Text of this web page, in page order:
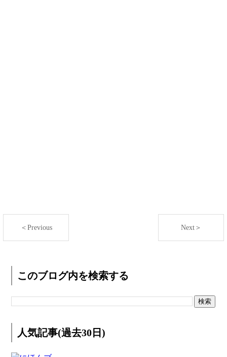
＜Previous Next＞
このブログ内を検索する
人気記事(過去30日)